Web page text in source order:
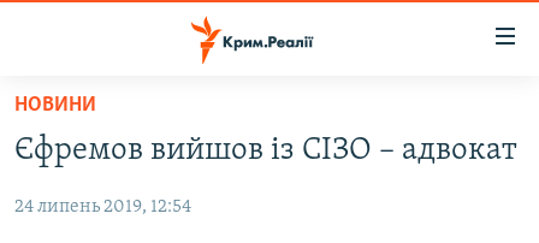
Перейти
основного
Перейти
НОВИНИ
ВОДА.КРИМ
ВІДЕО ТА ФОТО
НОВИНИ
Єфремов вийшов із СІЗО – адвокат
24 липень 2019, 12:54